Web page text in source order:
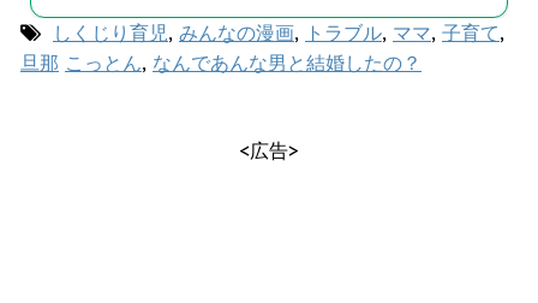
しくじり育児, みんなの漫画, トラブル, ママ, 子育て,
旦那 こっとん, なんであんな男と結婚したの？
<広告>